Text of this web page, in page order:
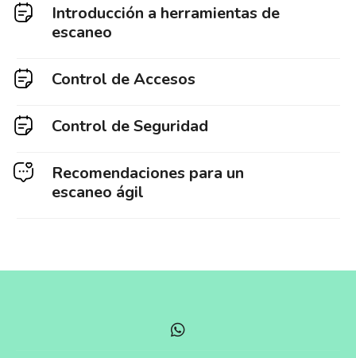
Introducción a herramientas de
escaneo
Control de Accesos
Control de Seguridad
Recomendaciones para un
escaneo ágil